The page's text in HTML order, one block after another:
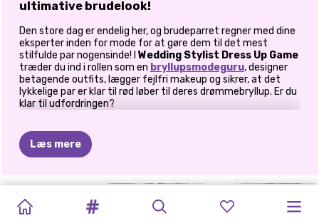
ultimative brudelook!
Den store dag er endelig her, og brudeparret regner med dine
eksperter inden for mode for at gøre dem til det mest
stilfulde par nogensinde! I Wedding Stylist Dress Up Game
træder du ind i rollen som en bryllupsmodeguru, designer
betagende outfits, lægger fejlfri makeup og sikrer, at det
lykkelige par er klar til rød løber til deres drømmebryllup. Er du
klar til udfordringen?
Trin 1: Klæd brudeparret på i fantastiske
outfits
Brudekjoler og -dragter
– Vælg mellem romantiske
balkjoler, smarte havfruekjoler og elegante jakkesæt til det
Læs mere
GUDINDE
ACADEMIA
OG
MAKEUP
BRUDEKJOLE
TIL
PRINSESSE
BRYLLUPSDRAMA
PRINSESSE
BRYLLUP
ELLIE
BRYLLUP
OG
PRINSESSE